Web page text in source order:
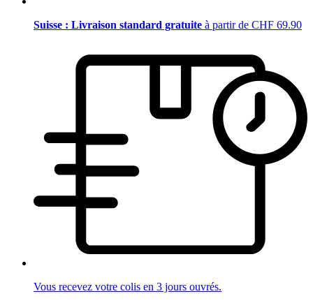
Suisse : Livraison standard gratuite à partir de CHF 69.90
Vous recevez votre colis en 3 jours ouvrés.